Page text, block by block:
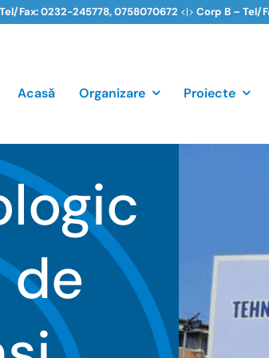
Fax: 0232-245778,0758070672 <|>Corp B – Tel/
Acasă Organizare Proiecte
de